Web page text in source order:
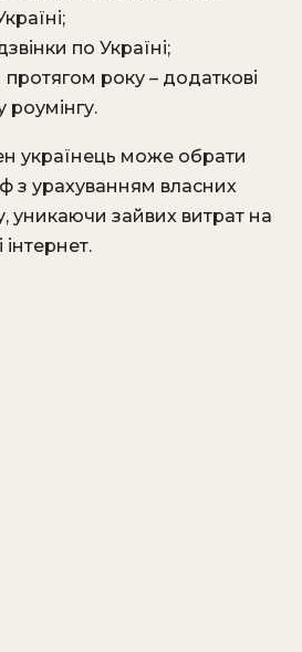
по Україні;
протягом року – додаткові
роумінгу.
українець може обрати
з урахуванням власних
уникаючи зайвих витрат на
інтернет.